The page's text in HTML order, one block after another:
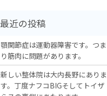
顎関節症は運動器障害です。つま
り筋肉に問題があります。
新しい整体院は大内長野にありま
す。丁度ナフコBIGそしてトイザ